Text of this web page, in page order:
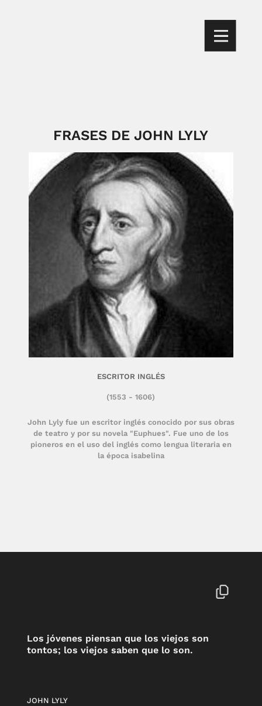
FRASES DE JOHN LYLY
John Lyly fue un escritor inglés conocido por sus obras
de teatro y por su novela "Euphues". Fue uno de los
pioneros en el uso del inglés como lengua literaria en
la época isabelina
(1553 - 1606)
ESCRITOR INGLÉS
Los jóvenes piensan que los viejos son
tontos; los viejos saben que lo son.
JOHN LYLY